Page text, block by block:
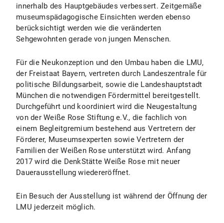
innerhalb des Hauptgebäudes verbessert. Zeitgemäße
museumspädagogische Einsichten werden ebenso
berücksichtigt werden wie die veränderten
Sehgewohnten gerade von jungen Menschen.
Für die Neukonzeption und den Umbau haben die LMU,
der Freistaat Bayern, vertreten durch Landeszentrale für
politische Bildungsarbeit, sowie die Landeshauptstadt
München die notwendigen Fördermittel bereitgestellt.
Durchgeführt und koordiniert wird die Neugestaltung
von der Weiße Rose Stiftung e.V., die fachlich von
einem Begleitgremium bestehend aus Vertretern der
Förderer, Museumsexperten sowie Vertretern der
Familien der Weißen Rose unterstützt wird. Anfang
2017 wird die DenkStätte Weiße Rose mit neuer
Dauerausstellung wiedereröffnet.
Ein Besuch der Ausstellung ist während der Öffnung der
LMU jederzeit möglich.